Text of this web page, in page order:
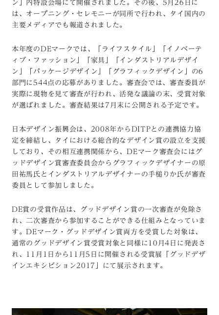
ン」内特設会場にて開催されました。その後、5月26日に
は、オープニング・セレモニーが同所で行われ、タイ国内の
主要メディアでも報道されました。
本年度のDEマークでは、「ライフスタイル」「イノベーテ
ィブ・ファッション」「家具」「インダストリアルデザイ
ン」「パッケージデザイン」「グラフィックデザイン」の6
部門に544点の応募がありました。審査会では、審査委員が
実際に現物を見て審査が行われ、活発な議論の末、受賞対象
が選ばれました。審査結果は7月末に公開される予定です。
日本デザイン振興会は、2008年からDITPとの連携協力協
定を締結し、タイにおける総合的なデザイン賞の設立を支援
しており、その相互連携関係から、DEマーク審査会にはグ
ッドデザイン賞審査委員会からグラフィックデザイナーの原
田祐馬氏とインダストリアルデザイナーの手槌りか氏が審査
委員として参加しました。
DE賞の受賞作品は、グッドデザイン賞の一次審査が免除さ
れ、二次審査から参加することができる仕組みとなっていま
す。DEマーク・グッドデザイン賞両方を受賞した対象は、
通常のグッドデザイン賞受賞対象と同様に10月4日に発表さ
れ、11月1日から11月5日に開催される受賞展「グッドデザ
インエキシビション2017」にて展示されます。